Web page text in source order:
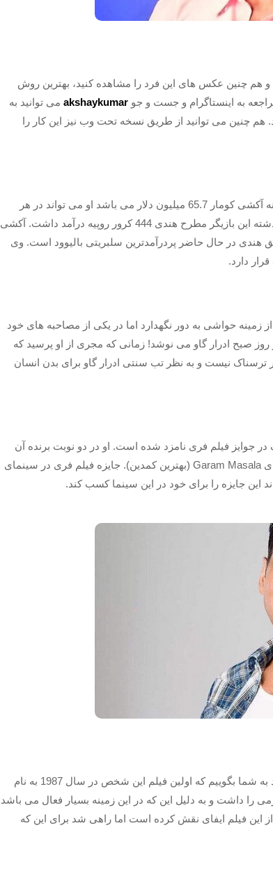
و هم چنین عکس های این فرد را مشاهده کنید، بهترین روش
به اینستاگرام و جست و جو akshaykumar می توانید به
چنین می توانید از طریق نسخه تحت وب نیز این کار را
دارایی خالص آکشای کومار 350 میلیون دلار است و درآمد ماهانه آکشی کومار 65.7 میلیون دلار می باشد او می تواند در هر
فیلم 55 کرور روپیه تا 70 کرور روپیه به دست بیاورد. در سال گذشته این بازیگر مطرح هندی 444 کرور روپیه درآمد داشت. آکشی
بازیگر موفق هندی در حال حاضر پردرآمدترین سلبریتی بالیوود است. وی
حواشی به دور نگهدارد اما در یکی از مصاحبه های خود
صبح ادرار گاو می نوشد! زمانی که مجری از او پرسید که
ترسناک نیست و به نظر تب سنتی ادرار گاو برای بدن انسان
14 بار در بخش های مختلف در جوایز فیلم فری نامزد شده است. او در دو نوبت برنده آن
نقش منفی) و دیگری برای Garam Masala (بهترین کمدین). جایزه فیلم فری در سینمای
این جایزه را برای خود در این سینما کسب کند.
اگر قصد دارید اولین فیلم این بازیگر مطرح را مشاهده کنید، باید به شما بگوییم که اولین فیلم این شخص در سال 1987 به نام
داشت و به دلیل این که در این زمینه بسیار فعال می باشد
این فیلم ایفای نقش کرده است اما راهی شد برای این که